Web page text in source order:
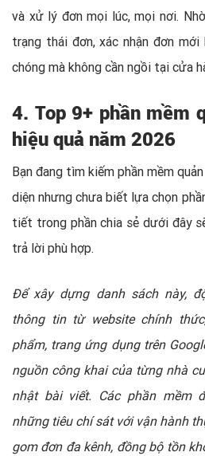
và xử lý đơn mọi lúc, mọi nơi.
trạng thái đơn, xác nhận đơn mới
chóng mà không cần ngồi tại cửa
4. Top 9+ phần mềm
hiệu quả năm 2026
Bạn đang tìm kiếm phần mềm
diện nhưng chưa biết lựa chọn
tiết trong phần chia sẻ dưới đây
trả lời phù hợp.
Để xây dựng danh sách này,
thông tin từ website chính
phẩm, trang ứng dụng trên
nguồn công khai của từng nhà
nhật bài viết. Các phần mềm
những tiêu chí sát với vận hành
gom đơn đa kênh, đồng bộ tồn